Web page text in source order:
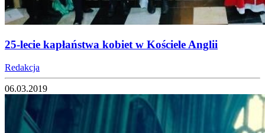
25-lecie kapłaństwa kobiet w Kościele Anglii
Redakcja
06.03.2019